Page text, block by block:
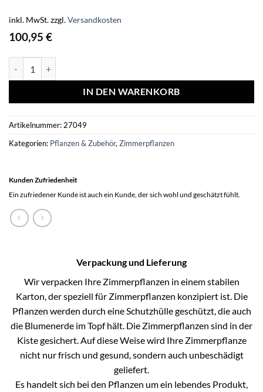
inkl. MwSt.zzgl.Versandkosten
100,95 €
IN DEN WARENKORB
Artikelnummer:27049
Kategorien: Pflanzen & Zubehör,Zimmerpflanzen
Kunden Zufriedenheit
Ein zufriedener Kunde ist auch ein Kunde, der sich wohl und geschätzt fühlt.
Verpackung und Lieferung
Wir verpacken Ihre Zimmerpflanzen in einem stabilen
Karton, der speziell für Zimmerpflanzen konzipiert ist. Die
Pflanzen werden durch eine Schutzhülle geschützt, die auch
die Blumenerde im Topf hält. Die Zimmerpflanzen sind in der
Kiste gesichert. Auf diese Weise wird Ihre Zimmerpflanze
nicht nur frisch und gesund, sondern auch unbeschädigt
geliefert.
Es handelt sich bei den Pflanzen um ein lebendes Produkt,